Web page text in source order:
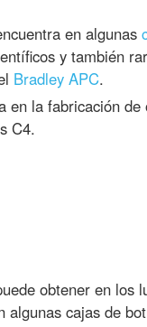
en algunas
y también
Bradley APC.
en la fabricación
C4.
obtener en los
algunas cajas de